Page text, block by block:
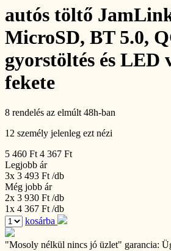
autós töltő
MicroSD, BT 5.0,
gyorstöltés és LED
fekete
8 rendelés az elmúlt 48h-ban
12 személy jelenleg ezt nézi
5 460 Ft 4 367 Ft
Legjobb ár
3x 3 493 Ft /db
Még jobb ár
2x 3 930 Ft /db
1x 4 367 Ft /db
kosárba
"Mosoly nélkül nincs jó üzlet" garancia: